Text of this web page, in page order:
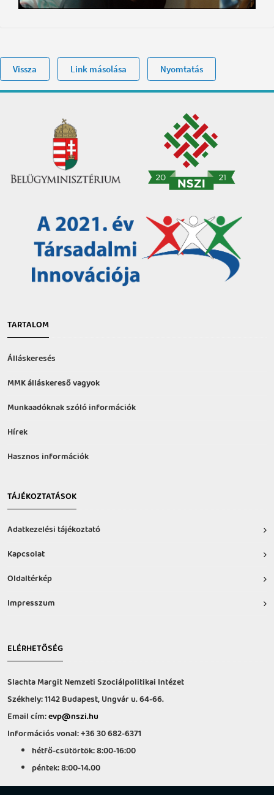
Vissza Link másolása Nyomtatás
TARTALOM
Álláskeresés
MMK álláskereső vagyok
Munkaadóknak szóló információk
Hírek
Hasznos információk
TÁJÉKOZTATÁSOK
Adatkezelési tájékoztató
Kapcsolat
Oldaltérkép
Impresszum
ELÉRHETŐSÉG
Slachta Margit Nemzeti Szociálpolitikai Intézet
Székhely: 1142 Budapest, Ungvár u. 64-66.
Email cím:evp@nszi.hu
Információs vonal: +36 30 682-6371
hétfő-csütörtök: 8:00-16:00
péntek: 8:00-14.00